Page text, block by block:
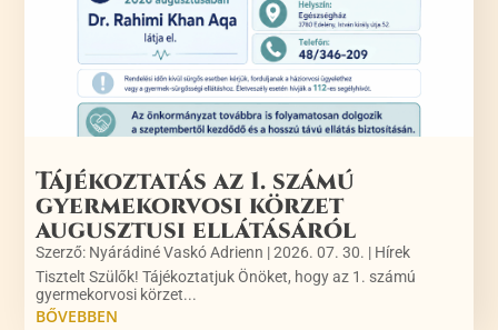
Tájékoztatás az 1. számú
gyermekorvosi körzet
augusztusi ellátásáról
Szerző: Nyárádiné Vaskó Adrienn |2026. 07. 30. | Hírek
Tisztelt Szülők! Tájékoztatjuk Önöket, hogy az 1. számú
gyermekorvosi körzet...
BŐVEBBEN